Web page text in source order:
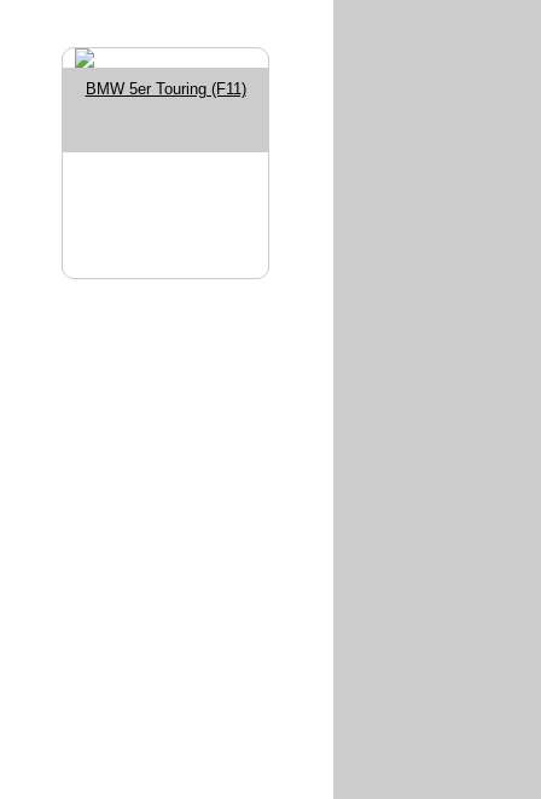
BMW 5er Touring (F11)